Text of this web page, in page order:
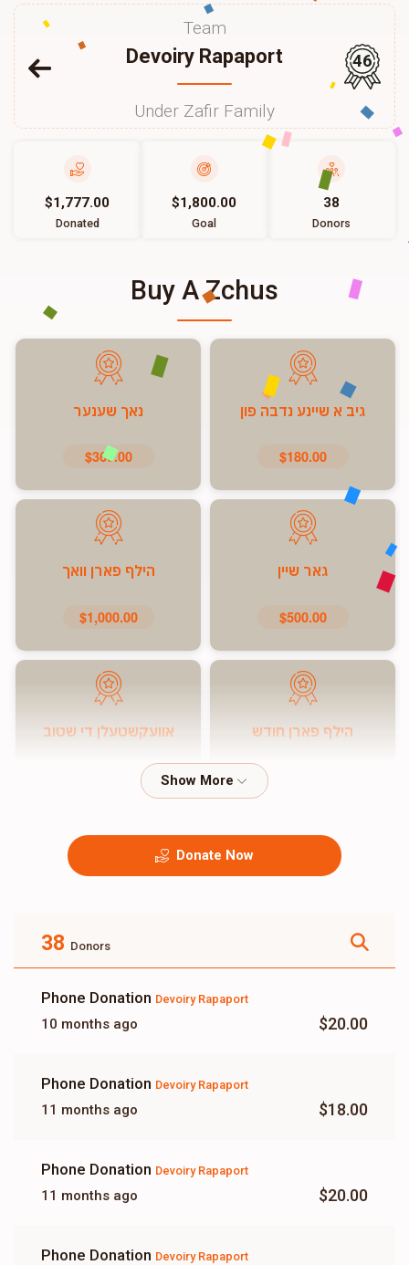
Team
Devoiry Rapaport
Under Zafir Family
46
$1,777.00
Donated
$1,800.00
Goal
38
Donors
Buy A Zchus
גיב א שיינע נדבה פון
$180.00
נאך שענער
$360.00
גאר שיין
$500.00
הילף פארן וואך
$1,000.00
הילף פארן חודש אוועקשטעלן די שטוב
Donate Now
38 Donors
Phone Donation Devoiry Rapaport
10 months ago $20.00
Phone Donation Devoiry Rapaport
11 months ago $18.00
Phone Donation Devoiry Rapaport
11 months ago $20.00
Phone Donation Devoiry Rapaport